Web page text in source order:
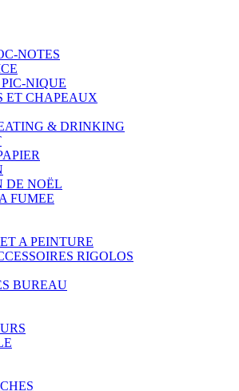
NOTES
NIQUE
ET CHAPEAUX
& DRINKING
DE NOËL
FUMEE
A PEINTURE
RIGOLOS
BUREAU